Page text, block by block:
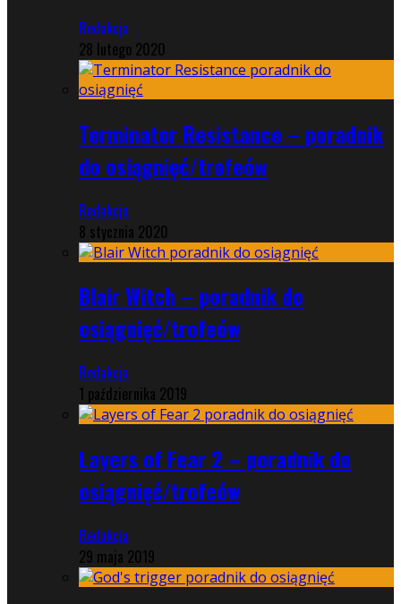
Redakcja
28 lutego 2020
Terminator Resistance – poradnik
do osiągnięć/trofeów
Redakcja
8 stycznia 2020
Blair Witch – poradnik do
osiągnięć/trofeów
Redakcja
1 października 2019
Layers of Fear 2 – poradnik do
osiągnięć/trofeów
Redakcja
29 maja 2019